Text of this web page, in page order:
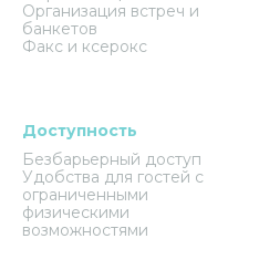
Организация встреч и
банкетов
Факс и ксерокс
Доступность
Безбарьерный доступ
Удобства для гостей с
ограниченными
физическими
возможностями